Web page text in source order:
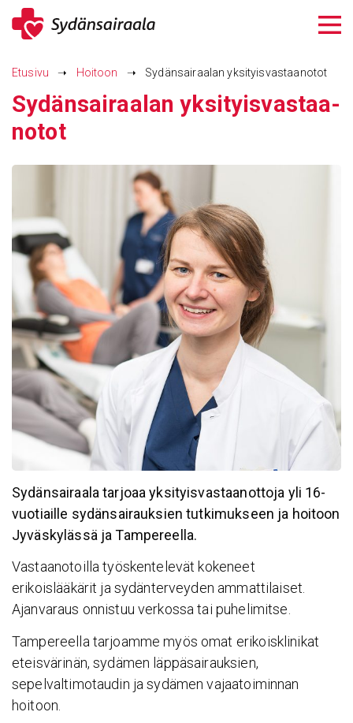
Siirry
sisältöön
Etusivu ➝ Hoitoon ➝ Sydänsairaalan yksityisvastaanotot
Sydän­sai­raalan yksi­tyis­vas­taa­
notot
Sydänsairaala tarjoaa yksityisvastaanottoja yli 16-
vuotiaille sydänsairauksien tutkimukseen ja hoitoon
Jyväskylässä ja Tampereella.
Vastaanotoilla työskentelevät kokeneet
erikoislääkärit ja sydänterveyden ammattilaiset.
Ajanvaraus onnistuu verkossa tai puhelimitse.
Tampereella tarjoamme myös omat erikoisklinikat
eteisvärinän, sydämen läppäsairauksien,
sepelvaltimotaudin ja sydämen vajaatoiminnan
hoitoon.